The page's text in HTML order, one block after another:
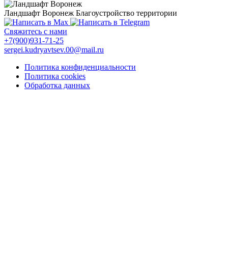
Ландшафт Воронеж Благоустройство территории
Свяжитесь с нами
+7(900)931-71-25
sergei.kudryavtsev.00@mail.ru
Политика конфиденциальности
Политика cookies
Обработка данных